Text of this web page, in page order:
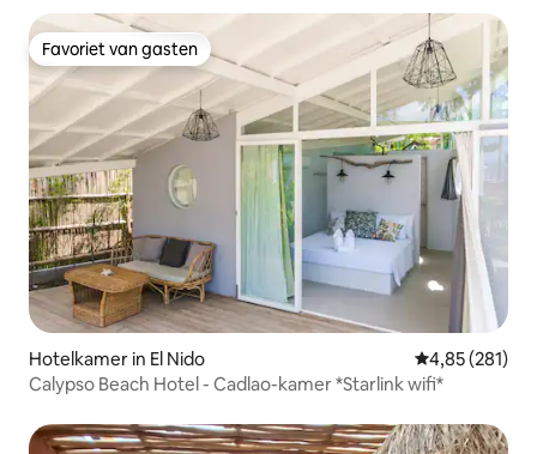
Favoriet van gasten
Favoriet van gasten
Hotelkamer in El Nido Gemiddelde
4,85 (281)
Calypso Beach Hotel - Cadlao-kamer *Starlink wifi*